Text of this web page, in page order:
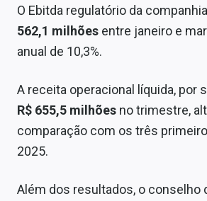
Conteúdo de Marca
Expediente
O Ebitda regulatório da
562,1 milhões entre janeiro e
anual de 10,3%.
A receita operacional líquida, por
R$ 655,5 milhões no trimestre,
comparação com os três
2025.
Além dos resultados, o conselho